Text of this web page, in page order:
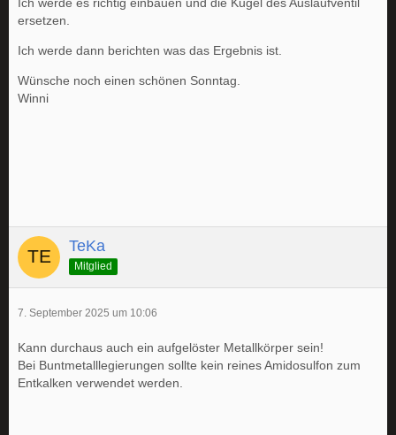
ersetzen.
Ich werde dann berichten was das Ergebnis ist.
Wünsche noch einen schönen Sonntag.
Winni
TeKa
Mitglied
7. September 2025 um 10:06
Kann durchaus auch ein aufgelöster Metallkörper sein!
Bei Buntmetalllegierungen sollte kein reines Amidosulfon zum
Entkalken verwendet werden.